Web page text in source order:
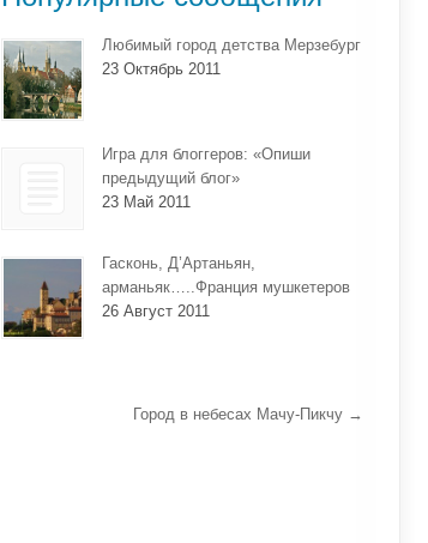
Любимый город детства Мерзебург
23 Октябрь 2011
Игра для блоггеров: «Опиши
предыдущий блог»
23 Май 2011
Гасконь, Д’Артаньян,
арманьяк…..Франция мушкетеров
26 Август 2011
Город в небесах Мачу-Пикчу →